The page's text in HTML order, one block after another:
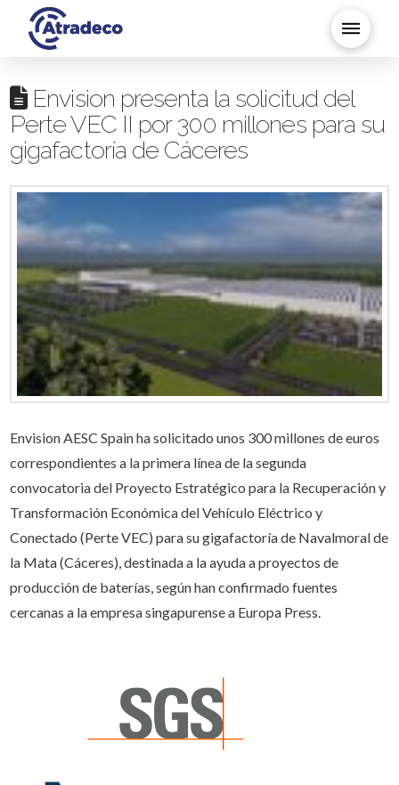
Envision presenta la solicitud del
Perte VEC II por 300 millones para su
gigafactoría de Cáceres
Envision AESC Spain ha solicitado unos 300 millones de euros
correspondientes a la primera línea de la segunda
convocatoria del Proyecto Estratégico para la Recuperación y
Transformación Económica del Vehículo Eléctrico y
Conectado (Perte VEC) para su gigafactoría de Navalmoral de
la Mata (Cáceres), destinada a la ayuda a proyectos de
producción de baterías, según han confirmado fuentes
cercanas a la empresa singapurense a Europa Press.